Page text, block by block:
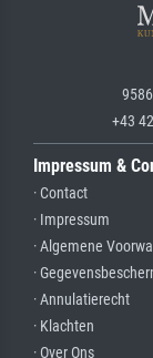
+43
Impressum &
· Contact
· Impressum
· Algemene
·
· Annulatierecht
· Klachten
· Over Ons